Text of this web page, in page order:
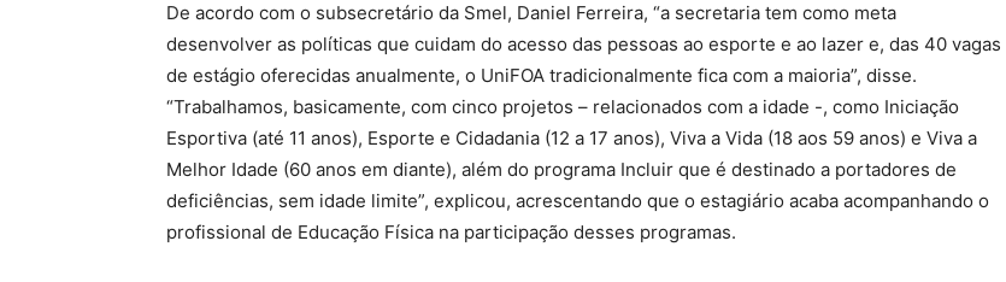
De acordo com o subsecretário da Smel, Daniel Ferreira, “a secretaria tem como meta
desenvolver as políticas que cuidam do acesso das pessoas ao esporte e ao lazer e, das 40 vagas
de estágio oferecidas anualmente, o UniFOA tradicionalmente fica com a maioria”, disse.
“Trabalhamos, basicamente, com cinco projetos – relacionados com a idade -, como Iniciação
Esportiva (até 11 anos), Esporte e Cidadania (12 a 17 anos), Viva a Vida (18 aos 59 anos) e Viva a
Melhor Idade (60 anos em diante), além do programa Incluir que é destinado a portadores de
deficiências, sem idade limite”, explicou, acrescentando que o estagiário acaba acompanhando o
profissional de Educação Física na participação desses programas.